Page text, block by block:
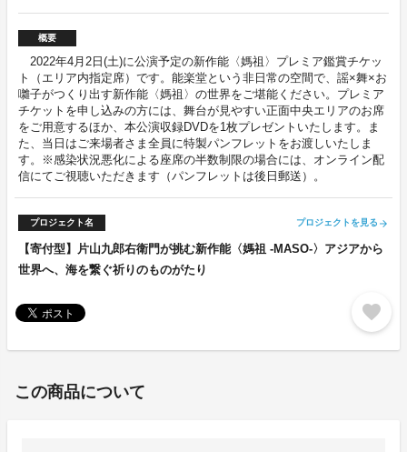
概要
2022年4月2日(土)に公演予定の新作能〈媽祖〉プレミア鑑賞チケッ
ト（エリア内指定席）です。能楽堂という非日常の空間で、謡×舞×お
囃子がつくり出す新作能〈媽祖〉の世界をご堪能ください。プレミア
チケットを申し込みの方には、舞台が見やすい正面中央エリアのお席
をご用意するほか、本公演収録DVDを1枚プレゼントいたします。ま
た、当日はご来場者さま全員に特製パンフレットをお渡しいたしま
す。※感染状況悪化による座席の半数制限の場合には、オンライン配
信にてご視聴いただきます（パンフレットは後日郵送）。
プロジェクト名 プロジェクトを見る arrow_forward
【寄付型】片山九郎右衛門が挑む新作能〈媽祖 -MASO-〉アジアから
世界へ、海を繋ぐ祈りのものがたり
favorite
この商品について